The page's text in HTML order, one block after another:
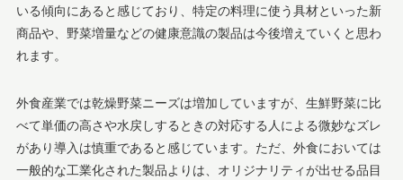
いる傾向にあると感じており、特定の料理に使う具材といった新
商品や、野菜増量などの健康意識の製品は今後増えていくと思わ
れます。
外食産業では乾燥野菜ニーズは増加していますが、生鮮野菜に比
べて単価の高さや水戻しするときの対応する人による微妙なズレ
があり導入は慎重であると感じています。ただ、外食においては
一般的な工業化された製品よりは、オリジナリティが出せる品目